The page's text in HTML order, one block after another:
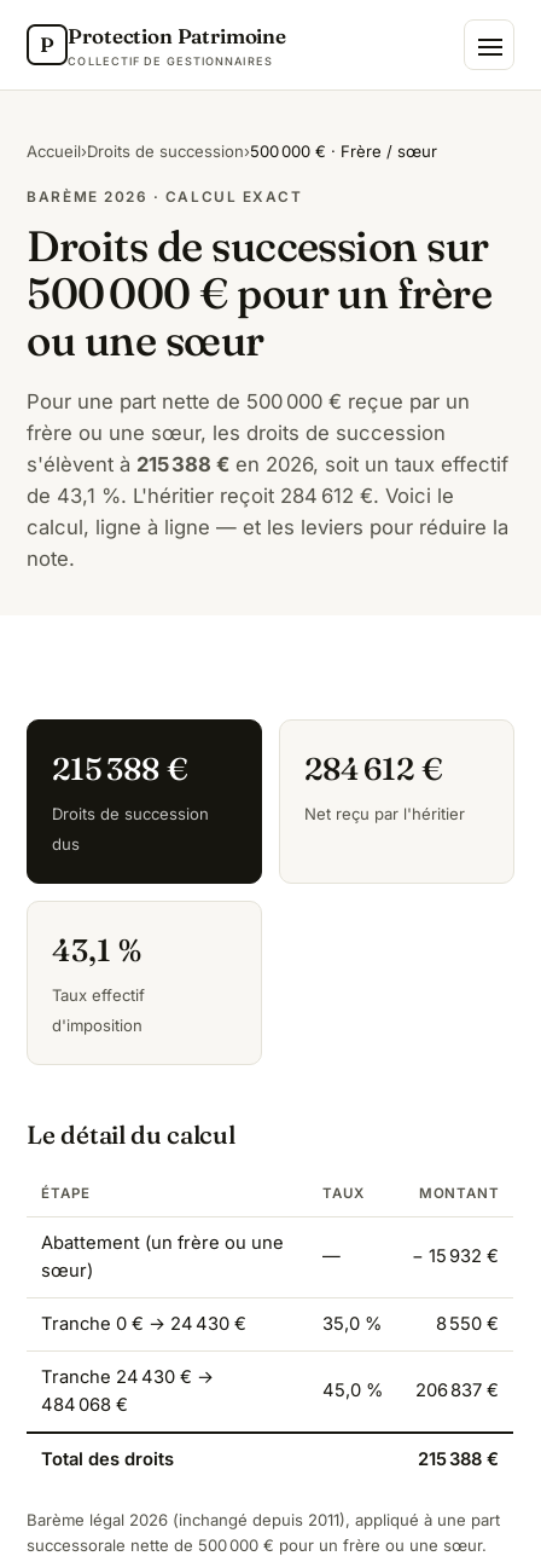
P Protection Patrimoine
COLLECTIF DE GESTIONNAIRES
Accueil›Droits de succession›500 000 € · Frère / sœur
BARÈME 2026 · CALCUL EXACT
Droits de succession sur
500 000 € pour un frère
ou une sœur
Pour une part nette de 500 000 € reçue par un
frère ou une sœur, les droits de succession
s'élèvent à 215 388 € en 2026, soit un taux effectif
de 43,1 %. L'héritier reçoit 284 612 €. Voici le
calcul, ligne à ligne — et les leviers pour réduire la
note.
215 388 €
Droits de succession
dus
284 612 €
Net reçu par l'héritier
43,1 %
Taux effectif
d'imposition
Le détail du calcul
ÉTAPE TAUX MONTANT
Abattement (un frère ou une
sœur)
— − 15 932 €
Tranche 0 € → 24 430 € 35,0 % 8 550 €
Tranche 24 430 € →
484 068 €
45,0 % 206 837 €
Total des droits 215 388 €
Barème légal 2026 (inchangé depuis 2011), appliqué à une part
successorale nette de 500 000 € pour un frère ou une sœur.